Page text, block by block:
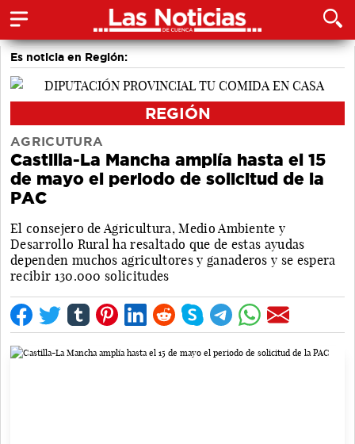
Es noticia en Región:
REGIÓN
AGRICUTURA
Castilla-La Mancha amplía hasta el 15
de mayo el periodo de solicitud de la
PAC
El consejero de Agricultura, Medio Ambiente y
Desarrollo Rural ha resaltado que de estas ayudas
dependen muchos agricultores y ganaderos y se espera
recibir 130.000 solicitudes